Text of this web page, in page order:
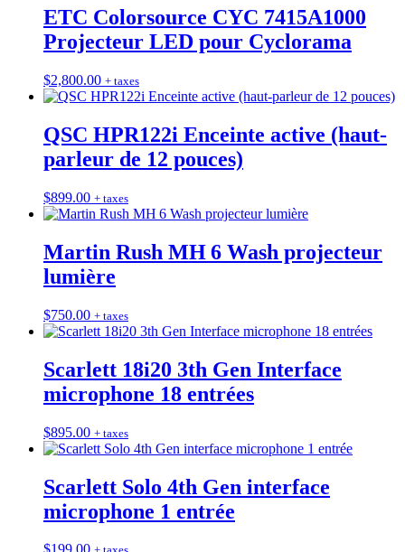
ETC Colorsource CYC 7415A1000
Projecteur LED pour Cyclorama
$2,800.00 + taxes
QSC HPR122i Enceinte active (haut-
parleur de 12 pouces)
$899.00 + taxes
Martin Rush MH 6 Wash projecteur
lumière
$750.00 + taxes
Scarlett 18i20 3th Gen Interface
microphone 18 entrées
$895.00 + taxes
Scarlett Solo 4th Gen interface
microphone 1 entrée